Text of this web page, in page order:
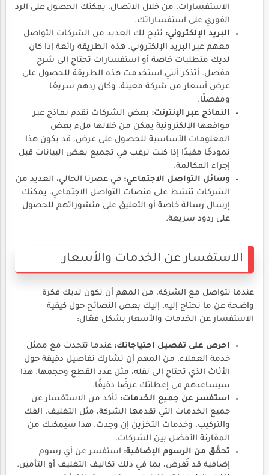
الاستفسارات. من خلال الاتصال، يمكنك الحصول على الرد
الفوري على استفساراتك.
البريد الإلكتروني: تتيح لك العديد من الشركات التواصل
معهم عبر البريد الإلكتروني. هذه الطريقة رائعة إذا كان
لديك متطلبات خاصة أو استفسارات تحتاج إلى شرح
مفصل. أتذكر أنني استخدمت هذه الطريقة للحصول على
عرض أسعار من شركة معينة، وكان ردهم سريعًا
ومفصلًا.
النماذج عبر الإنترنت: بعض الشركات تقدم نماذج عبر
مواقعها الإلكترونية يمكن من خلالها ملء بعض
المعلومات الأساسية للحصول على عرض. قد يكون هذا
نموذجًا مفيدًا إذا كنت ترغب في تجميع بعض البيانات قبل
إجراء المكالمة.
وسائل التواصل الاجتماعي: في عصرنا الحالي، العديد من
الشركات تنشط على منصات التواصل الاجتماعي. يمكنك
إرسال رسالة خاصة أو التعليق على منشوراتهم للحصول
على ردود سريعة.
الاستفسار عن الخدمات والأسعار
عندما تتواصل مع الشركة، من المهم أن تكون لديك فكرة
واضحة عن ما تحتاج إليه. إليك بعض النصائح حول كيفية
الاستفسار عن الخدمات والأسعار بشكل فعّال:
احرص على تفصيل احتياجاتك: عندما تتحدث مع ممثل
خدمة العملاء، من المهم أن تشارك تفاصيل دقيقة حول
الأثاث الذي تحتاج إلى نقله، مثل عدد القطع وحجمها. هذا
سيساعدهم في إعطائك عرضًا دقيقًا.
استفسر عن جميع الخدمات: تأكد من الاستفسار عن
جميع الخدمات التي تقدمها الشركة، مثل التغليف، الفك
والتركيب، وخدمات التخزين إن وجدت. هذا سيمكنك من
المقارنة الأفضل بين الشركات.
تحقّق من الرسوم الإضافية: استفسر عن أي رسوم
إضافية قد تُفرض، بما في ذلك تكاليف التغليف أو التأمين.